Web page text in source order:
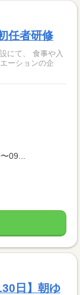
任者研修
ーションの企
09...
日】朝ゆ